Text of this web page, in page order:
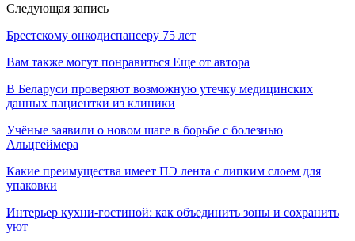
Следующая запись
Брестскому онкодиспансеру 75 лет
Вам также могут понравиться Еще от автора
В Беларуси проверяют возможную утечку медицинских
данных пациентки из клиники
Учёные заявили о новом шаге в борьбе с болезнью
Альцгеймера
Какие преимущества имеет ПЭ лента с липким слоем для
упаковки
Интерьер кухни-гостиной: как объединить зоны и сохранить
уют